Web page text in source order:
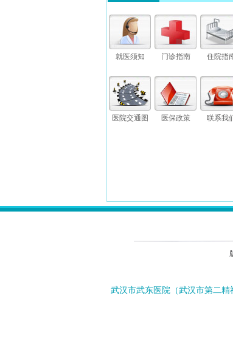
就医须知 门诊指南 住院指
医院交通图 医保政策 联系我
武汉市武东医院（武汉市第二